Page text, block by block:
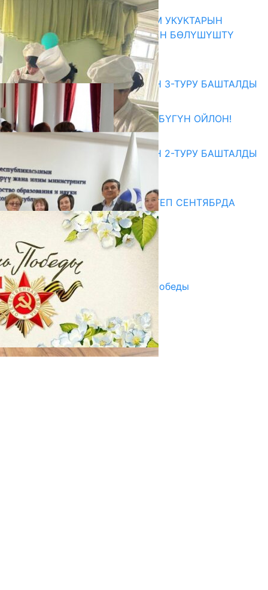
КЫРГЫЗ ЭКСПЕРТТЕРИ АДАМ УКУКТАРЫН
ОКУТУУ ТАЖРЫЙБАСЫ МЕНЕН БӨЛҮШҮШТҮ
06.08.2026
Абитуриент
ЖОЖДОРГО КАБЫЛ АЛУУНУН 3-ТУРУ БАШТАЛДЫ
27.07.2026
ӨЗҮҢДҮН КЕЛЕЧЕГИҢ ҮЧҮН БҮГҮН ОЙЛОН!
20.07.2026
ЖОЖДОРГО КАБЫЛ АЛУУНУН 2-ТУРУ БАШТАЛДЫ
20.07.2026
Медиа
СУЗАКТА 750 ОРУНДУУ МЕКТЕП СЕНТЯБРДА
ПАЙДАЛАНУУГА БЕРИЛЕТ
07.08.2025
Улуу Жеңиштин жандуу сөзү
29.04.2025
Награды в преддверии Дня Победы
29.04.2025